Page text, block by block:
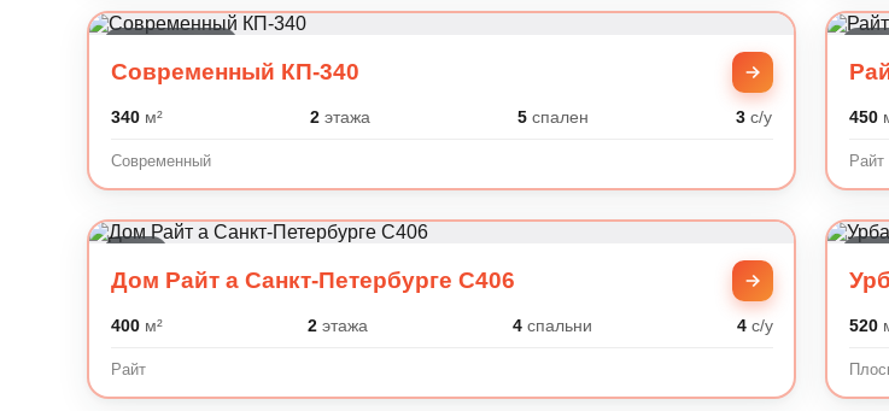
Современный КП-340
340м² 2этажа 5 спален 3 с/у
Современный
450
Райт
Дом Райт а Санкт-Петербурге C406
400м² 2этажа 4спальни 4с/у
Райт
520